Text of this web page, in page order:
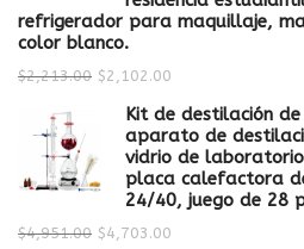
refrigerador para maquillaje,
color blanco.
$2,213.00 $2,102.00
Kit de destilación de
aparato de
vidrio de
placa calefactora
24/40, juego de 28
$4,951.00 $4,703.00